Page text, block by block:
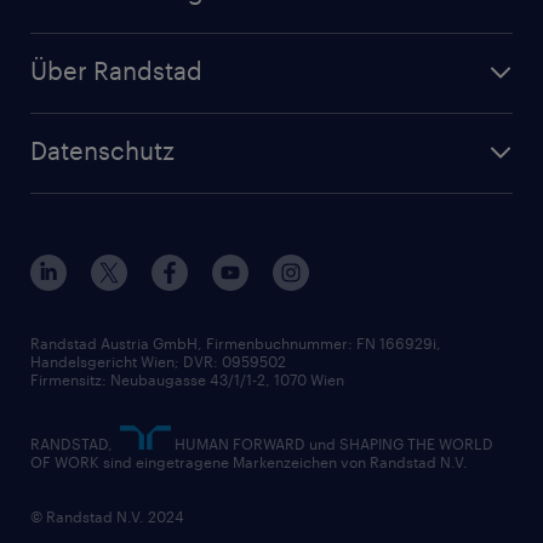
Lager & Logistik
Jetzt Personal anfragen
Randstad Operational
HR-Portal
Über Randstad
Unsere Historie
Datenschutz
Nutzungsbestimmungen
Widerrufsformular
Randstad Austria GmbH, Firmenbuchnummer: FN 166929i,
Handelsgericht Wien; DVR: 0959502
Firmensitz: Neubaugasse 43/1/1-2, 1070 Wien
RANDSTAD,
HUMAN FORWARD und SHAPING THE WORLD
OF WORK sind eingetragene Markenzeichen von Randstad N.V.
© Randstad N.V. 2024